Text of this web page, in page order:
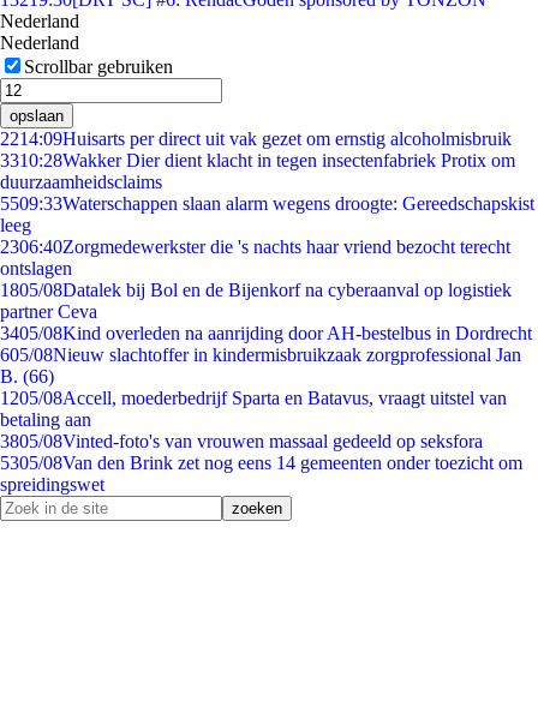
Nederland
Nederland
Scrollbar gebruiken
opslaan
2214:09Huisarts per direct uit vak gezet om ernstig alcoholmisbruik
3310:28Wakker Dier dient klacht in tegen insectenfabriek Protix om
duurzaamheidsclaims
5509:33Waterschappen slaan alarm wegens droogte: Gereedschapskist
leeg
2306:40Zorgmedewerkster die 's nachts haar vriend bezocht terecht
ontslagen
1805/08Datalek bij Bol en de Bijenkorf na cyberaanval op logistiek
partner Ceva
3405/08Kind overleden na aanrijding door AH-bestelbus in Dordrecht
605/08Nieuw slachtoffer in kindermisbruikzaak zorgprofessional Jan
B. (66)
1205/08Accell, moederbedrijf Sparta en Batavus, vraagt uitstel van
betaling aan
3805/08Vinted-foto's van vrouwen massaal gedeeld op seksfora
5305/08Van den Brink zet nog eens 14 gemeenten onder toezicht om
spreidingswet